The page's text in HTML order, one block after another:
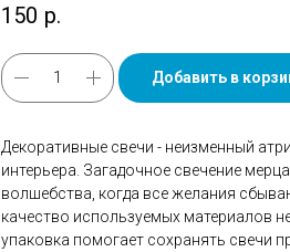
150 р.
Добавить в
Декоративные свечи - неизменный
интерьера. Загадочное свечение
волшебства, когда все желания
качество используемых материалов
упаковка помогает сохранять свечи